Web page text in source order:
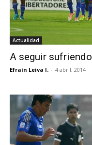
Actualidad
A seguir sufriendo
Efraín Leiva I. - 4 abril, 2014